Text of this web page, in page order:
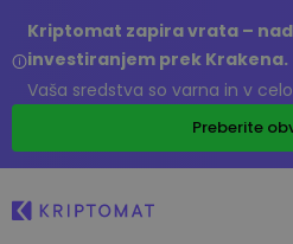
Kriptomat zapira vrata –
investiranjem prek Krakena.
Vaša sredstva so varna in v
Preberite